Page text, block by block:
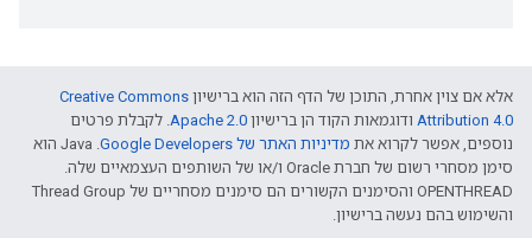
אלא אם צוין אחרת, התוכן של הדף הזה הוא ברישיון Creative Commons
Attribution 4.0‏ ודוגמאות הקוד הן ברישיון Apache 2.0‏. לקבלת פרטים
נוספים, אפשר לקרוא את מדיניות האתר של Google Developers‏
.‏ Java הוא
סימן מסחרי רשום של חברת Oracle ו/או של השותפים העצמאיים שלה.
‫OPENTHREAD והסימנים הקשורים הם סימנים מסחריים של Thread Group
והשימוש בהם נעשה ברישיון.